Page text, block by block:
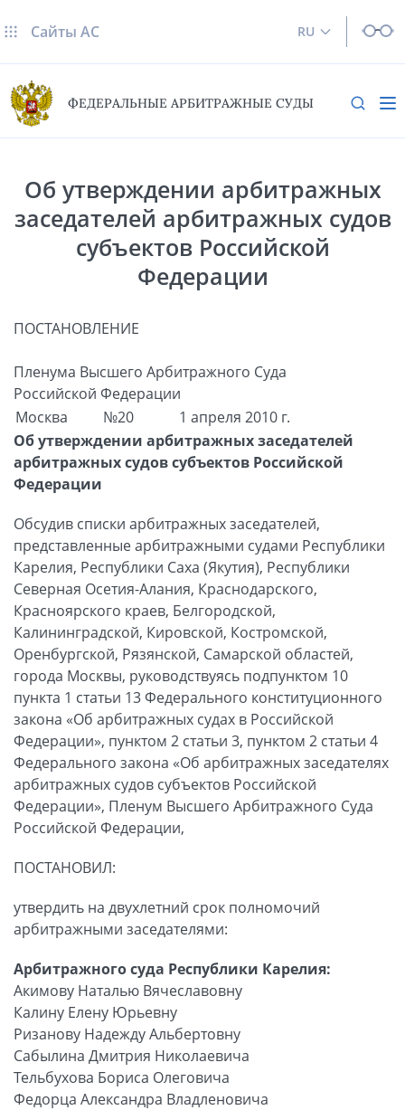
RU
Сайты AC
ФЕДЕРАЛЬНЫЕ АРБИТРАЖНЫЕ СУДЫ
Об утверждении арбитражных
заседателей арбитражных судов
субъектов Российской
Федерации
ПОСТАНОВЛЕНИЕ
Пленума Высшего Арбитражного Суда
Российской Федерации
Москва
№20
1 апреля 2010 г.
Об утверждении арбитражных заседателей
арбитражных судов субъектов Российской
Федерации
Обсудив списки арбитражных заседателей,
представленные арбитражными судами Республики
Карелия, Республики Саха (Якутия), Республики
Северная Осетия-Алания, Краснодарского,
Красноярского краев, Белгородской,
Калининградской, Кировской, Костромской,
Оренбургской, Рязянской, Самарской областей,
города Москвы, руководствуясь подпунктом 10
пункта 1 статьи 13 Федерального конституционного
закона «Об арбитражных судах в Российской
Федерации», пунктом 2 статьи 3, пунктом 2 статьи 4
Федерального закона «Об арбитражных заседателях
арбитражных судов субъектов Российской
Федерации», Пленум Высшего Арбитражного Суда
Российской Федерации,
ПОСТАНОВИЛ:
утвердить на двухлетний срок полномочий
арбитражными заседателями:
Арбитражного суда Республики Карелия:
Акимову Наталью Вячеславовну
Калину Елену Юрьевну
Ризанову Надежду Альбертовну
Сабылина Дмитрия Николаевича
Тельбухова Бориса Олеговича
Федорца Александра Владленовича